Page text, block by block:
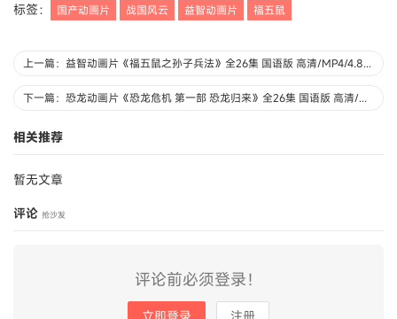
标签： 国产动画片 战国风云 益智动画片 福五鼠
上一篇：益智动画片《福五鼠之孙子兵法》全26集 国语版 高清/MP4/4.8G 动画片福五鼠之孙子兵法下载
下一篇：恐龙动画片《恐龙危机 第一部 恐龙归来》全26集 国语版 高清/MP4/5.11G 动画片恐龙危机下载
相关推荐
暂无文章
评论 抢沙发
评论前必须登录！